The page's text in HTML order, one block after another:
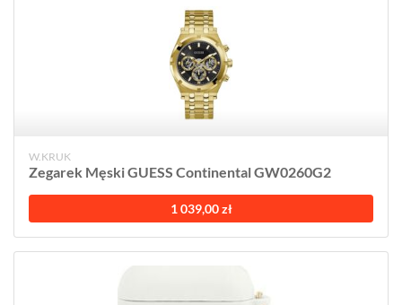
W.KRUK
Zegarek Męski GUESS Continental GW0260G2
1 039,00 zł